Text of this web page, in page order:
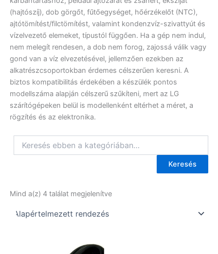
(hajtószíj), dob görgőt, fűtőegységet, hőérzékelőt (NTC),
ajtótömítést/filctömítést, valamint kondenzvíz-szivattyút és
vízelvezető elemeket, típustól függően. Ha a gép nem indul,
nem melegít rendesen, a dob nem forog, zajossá válik vagy
gond van a víz elvezetésével, jellemzően ezekben az
alkatrészcsoportokban érdemes célszerűen keresni. A
biztos kompatibilitás érdekében a készülék pontos
modellszáma alapján célszerű szűkíteni, mert az LG
szárítógépeken belül is modellenként eltérhet a méret, a
rögzítés és az elektronika.
Keresés
Mind a(z) 4 találat megjelenítve